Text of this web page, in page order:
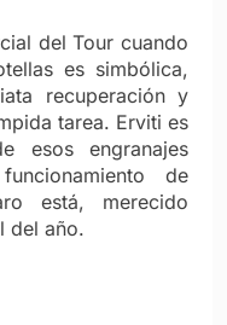
del Tour cuando
es simbólica,
recuperación y
tarea. Erviti es
esos engranajes
de
está, merecido
del año.